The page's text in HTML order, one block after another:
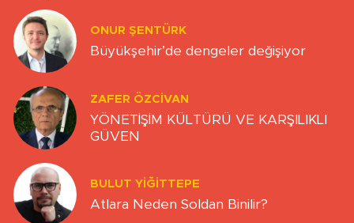
ONUR ŞENTÜRK
Büyükşehir’de dengeler değişiyor
ZAFER ÖZCIVAN
YÖNETİŞİM KÜLTÜRÜ VE KARŞILIKLI
GÜVEN
BULUT YİĞİTTEPE
Atlara Neden Soldan Binilir?